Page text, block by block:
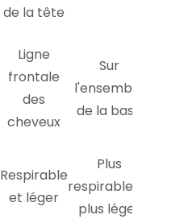
de la tête
Ligne
frontale
des
cheveux
Sur
l'ensemble
de la base
Respirable
et léger
Plus
respirable et
plus léger